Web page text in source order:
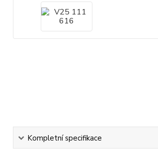
Kompletní specifikace